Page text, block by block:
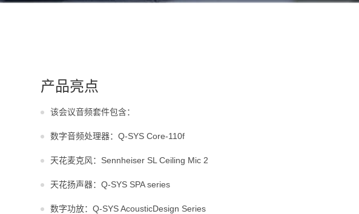
产品亮点
该会议音频套件包含：
数字音频处理器：Q-SYS Core-110f
天花麦克风：Sennheiser SL Ceiling Mic 2
天花扬声器：Q-SYS SPA series
数字功放：Q-SYS AcousticDesign Series